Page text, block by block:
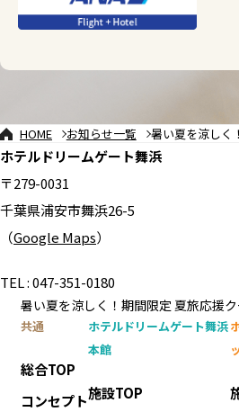
HOME お知らせ一覧 暑い夏を涼しく
ホテルドリームゲート舞浜
〒279-0031
千葉県浦安市舞浜26-5
（Google Maps）
TEL : 047-351-0180
暑い夏を涼しく！期間限定 夏旅応援
共通
総合TOP
コンセプト
ホテルドリームゲート舞浜
本館
施設TOP